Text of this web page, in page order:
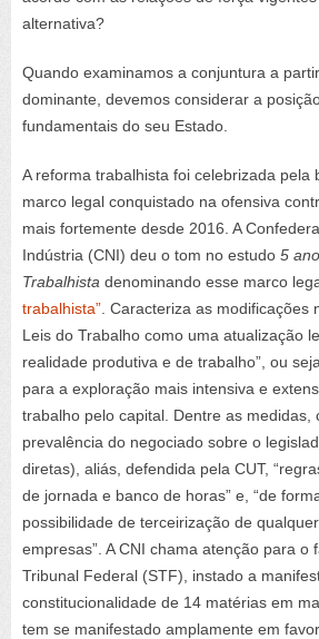
alternativa?
Quando examinamos a conjuntura a
dominante, devemos considerar a
fundamentais do seu Estado.
A reforma trabalhista foi celebrizada pela
marco legal conquistado na ofensiva
mais fortemente desde 2016. A
Indústria (CNI) deu o tom no estudo 5
Trabalhista denominando esse marco
trabalhista”. Caracteriza as modificações
Leis do Trabalho como uma atualização
realidade produtiva e de trabalho”, ou
para a exploração mais intensiva e
trabalho pelo capital. Dentre as medidas,
prevalência do negociado sobre o
diretas), aliás, defendida pela CUT,
de jornada e banco de horas” e, “de
possibilidade de terceirização de
empresas”. A CNI chama atenção para o
Tribunal Federal (STF), instado a
constitucionalidade de 14 matérias em
tem se manifestado amplamente em